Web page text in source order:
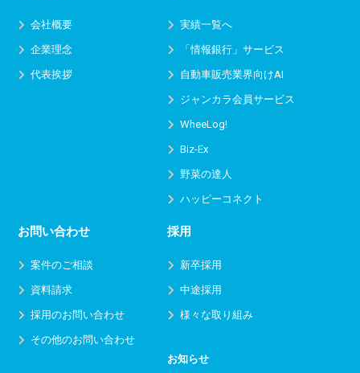
会社概要
企業理念
代表挨拶
実績一覧へ
「情報銀行」サービス
自動車販売業界向けAI
ジャンカラ会員サービス
WheeLog!
Biz-Ex
野菜の達人
ハッピーコネクト
お問い合わせ
案件のご相談
資料請求
採用のお問い合わせ
その他のお問い合わせ
採用
新卒採用
中途採用
様々な取り組み
お知らせ